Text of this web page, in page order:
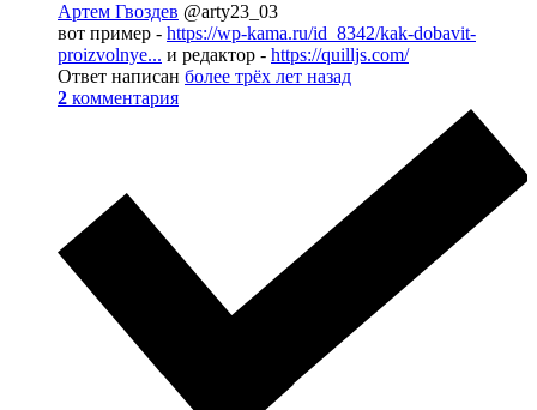
Артем Гвоздев @arty23_03
вот пример - https://wp-kama.ru/id_8342/kak-dobavit-
proizvolnye... и редактор - https://quilljs.com/
Ответ написан более трёх лет назад
2 комментария